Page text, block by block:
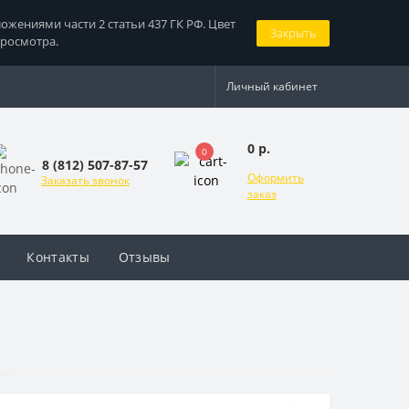
части 2 статьи 437 ГК РФ. Цвет
Закрыть
Личный кабинет
8 (812) 507-87-57
Заказать звонок
0 0 р.
Оформить
заказ
Контакты Отзывы